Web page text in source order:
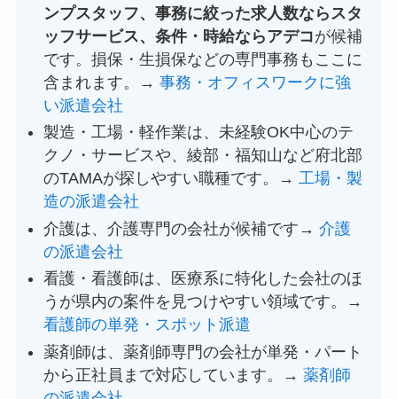
ンプスタッフ、事務に絞った求人数ならスタ
ッフサービス、条件・時給ならアデコが候補
です。損保・生損保などの専門事務もここに
含まれます。→事務・オフィスワークに強
い派遣会社
製造・工場・軽作業は、未経験OK中心のテ
クノ・サービスや、綾部・福知山など府北部
のTAMAが探しやすい職種です。→工場・製
造の派遣会社
介護は、介護専門の会社が候補です→介護
の派遣会社
看護・看護師は、医療系に特化した会社のほ
うが県内の案件を見つけやすい領域です。→
看護師の単発・スポット派遣
薬剤師は、薬剤師専門の会社が単発・パート
から正社員まで対応しています。→薬剤師